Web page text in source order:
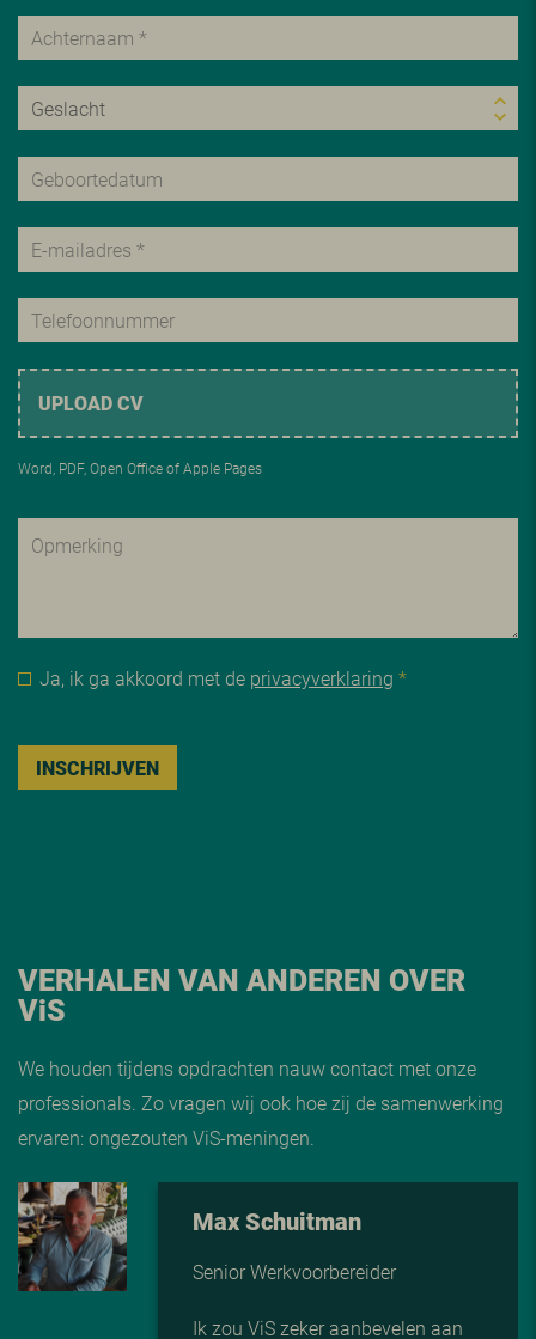
UPLOAD CV
Word, PDF, Open Office of Apple Pages
Ja, ik ga akkoord met de privacyverklaring *
INSCHRIJVEN
VERHALEN VAN ANDEREN OVER
ViS
We houden tijdens opdrachten nauw contact met onze
professionals. Zo vragen wij ook hoe zij de samenwerking
ervaren: ongezouten ViS-meningen.
Max Schuitman
Senior Werkvoorbereider
Ik zou ViS zeker aanbevelen aan